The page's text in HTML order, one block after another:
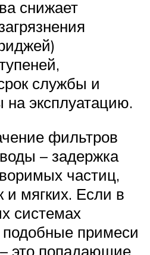
снижает
службы и
на эксплуатацию.
фильтров
– задержка
частиц,
и мягких. Если в
системах
примеси
это попадающие